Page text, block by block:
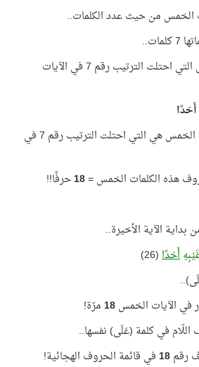
الخمس من حيث عدد الكلمات..
الآن تأمّلوا الكلمات الخمس التي احتلت الترتيب رقم 7 في الآيات
تأكّدوا من أن هذه الكلمات الخمس هي التي احتلت الترتيب رقم 7 في
هذه الكلمات الخمس =18حرفًا!!
أَحَدًا(26)
في الآيات الخمس18مرّة!
اللّام في كلمة (عَلَى) نفسها..
رقم18في قائمة الحروف الهجائية!